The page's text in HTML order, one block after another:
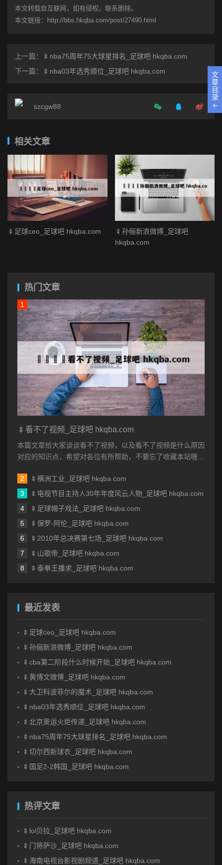
本文转载自互联网，如有侵权，联系删除。
本文链接： http://bbs.hkqba.com/post/27490.html
上一篇：
🍢nba75周年75大球星排名_足球吧 hkqba.com
下一篇：
🍢nba03年选秀顺位_足球吧 hkqba.com
szcgw88
相关文章
🍢足球ceo_足球吧 hkqba.com
🍢孙俪新浪微博_足球吧
hkqba.com
热门文章
🍢看不了视频_足球吧 hkqba.com
本篇文章给大家谈谈看不了视频，以及看不了视频是什么原因
对应的知识点，希望对各位有所帮助，不要忘了收藏本站喔。
🍢横洲工业_足球吧 hkqba.com
🍢电视节目主持人30年年度风云人物_足球吧 hkqba.com
🍢足球帽子戏法_足球吧 hkqba.com
🍢保罗-阿伦_足球吧 hkqba.com
🍢2010年总决赛第七场_足球吧 hkqba.com
🍢山歌帝_足球吧 hkqba.com
🍢泰拳王播求_足球吧 hkqba.com
最近发表
🍢足球ceo_足球吧 hkqba.com
🍢孙俪新浪微博_足球吧 hkqba.com
🍢cba第二阶段什么时候开始_足球吧 hkqba.com
🍢黄博文微博_足球吧 hkqba.com
🍢大卫科波菲尔的魔术_足球吧 hkqba.com
🍢nba03年选秀顺位_足球吧 hkqba.com
🍢北京奥运火炬传递_足球吧 hkqba.com
🍢nba75周年75大球星排名_足球吧 hkqba.com
🍢切尔西新球衣_足球吧 hkqba.com
🍢国足2-2韩国_足球吧 hkqba.com
热评文章
🍢lol贝拉_足球吧 hkqba.com
🍢门将萨沙_足球吧 hkqba.com
🍢海南电视台影视剧频道_足球吧 hkqba.com
文
章
目
录